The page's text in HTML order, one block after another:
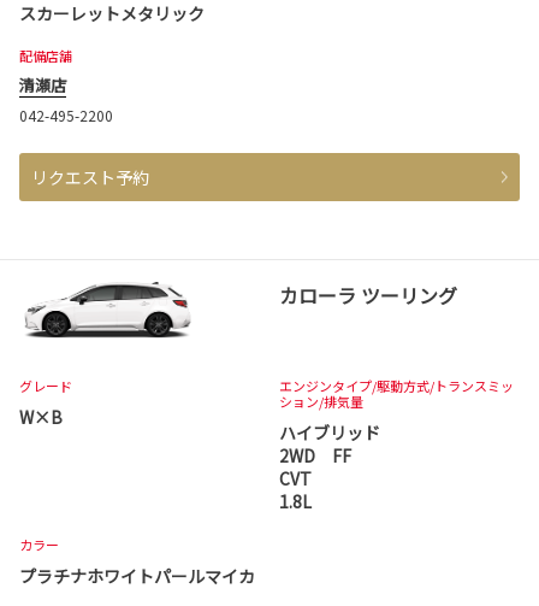
スカーレットメタリック
配備店舗
清瀬店
042-495-2200
リクエスト予約
カローラ ツーリング
グレード
W×B
エンジンタイプ/駆動方式/トランスミッ
ション/排気量
ハイブリッド
2WD FF
CVT
1.8L
カラー
プラチナホワイトパールマイカ